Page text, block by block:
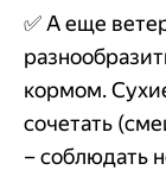
✅ А еще
кормом.
сочетать
– соблюдать